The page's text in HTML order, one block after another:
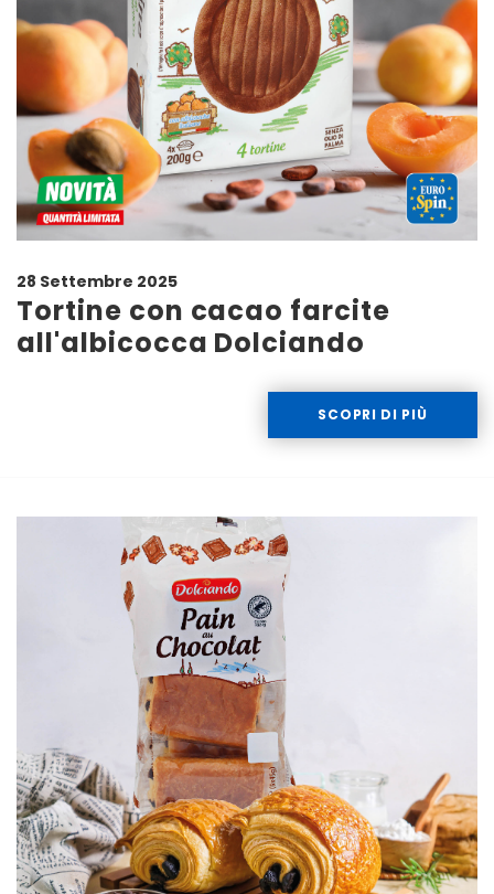
28 Settembre 2025
Tortine con cacao farcite
all'albicocca Dolciando
SCOPRI DI PIÙ